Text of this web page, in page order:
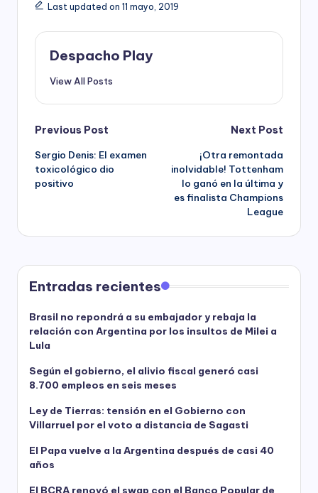
Last updated on 11 mayo, 2019
Despacho Play
View All Posts
Post
navigation
Previous Post
Sergio Denis: El examen
toxicológico dio
positivo
Next Post
¡Otra remontada
inolvidable! Tottenham
lo ganó en la última y
es finalista Champions
League
Entradas recientes
Brasil no repondrá a su embajador y rebaja la
relación con Argentina por los insultos de Milei a
Lula
Según el gobierno, el alivio fiscal generó casi
8.700 empleos en seis meses
Ley de Tierras: tensión en el Gobierno con
Villarruel por el voto a distancia de Sagasti
El Papa vuelve a la Argentina después de casi 40
años
El BCRA renovó el swap con el Banco Popular de